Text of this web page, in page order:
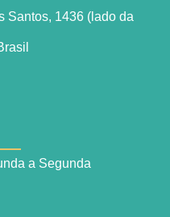
Santos, 1436 (lado da
a Segunda